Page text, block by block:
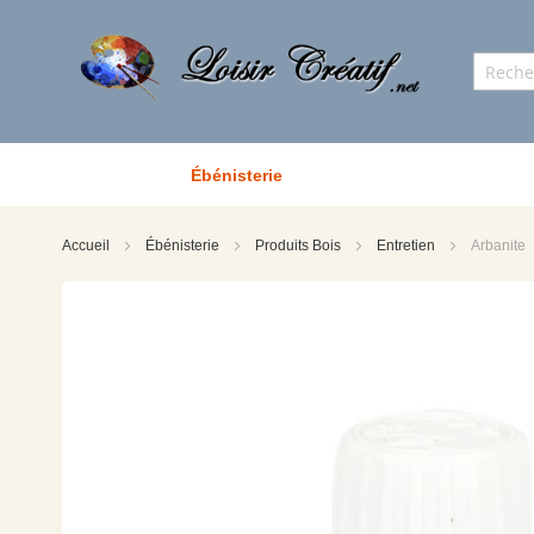
Ébénisterie
Accueil Ébénisterie Produits Bois Entretien Arbanite